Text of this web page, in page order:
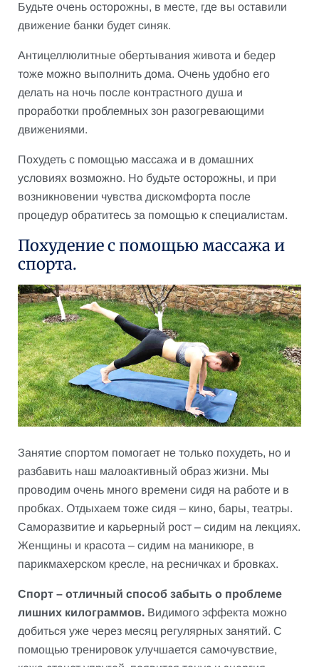
Будьте очень осторожны, в месте, где вы оставили
движение банки будет синяк.
Антицеллюлитные обертывания живота и бедер
тоже можно выполнить дома. Очень удобно его
делать на ночь после контрастного душа и
проработки проблемных зон разогревающими
движениями.
Похудеть с помощью массажа и в домашних
условиях возможно. Но будьте осторожны, и при
возникновении чувства дискомфорта после
процедур обратитесь за помощью к специалистам.
Похудение с помощью массажа и
спорта.
Занятие спортом помогает не только похудеть, но и
разбавить наш малоактивный образ жизни. Мы
проводим очень много времени сидя на работе и в
пробках. Отдыхаем тоже сидя – кино, бары, театры.
Саморазвитие и карьерный рост – сидим на лекциях.
Женщины и красота – сидим на маникюре, в
парикмахерском кресле, на ресничках и бровках.
Спорт – отличный способ забыть о проблеме
лишних килограммов. Видимого эффекта можно
добиться уже через месяц регулярных занятий. С
помощью тренировок улучшается самочувствие,